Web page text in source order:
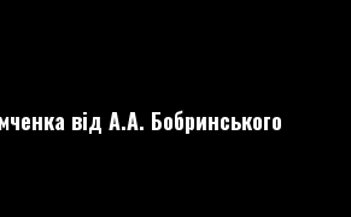
від А.А. Бобринського